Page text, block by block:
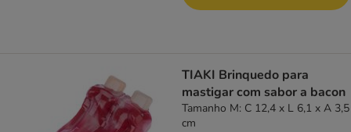
TIAKI Brinquedo para
mastigar com sabor a bacon
Tamanho M: C 12,4 x L 6,1 x A 3,5
cm